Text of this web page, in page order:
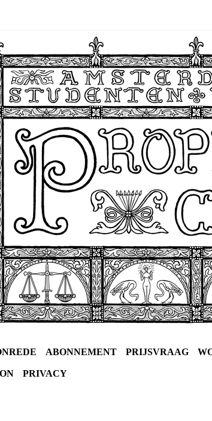
ABONNEMENT PRIJSVRAAG
PRIVACY